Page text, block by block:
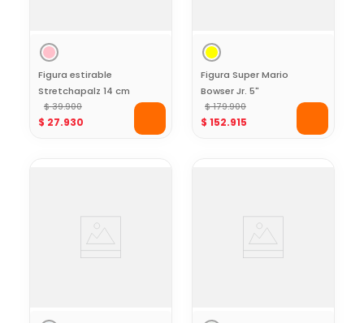
Figura estirable
Stretchapalz 14 cm
Albion serie Gummy
Bears Crystal
$ 39.900
$ 27.930
Figura Super Mario
Bowser Jr. 5"
$ 179.900
$ 152.915